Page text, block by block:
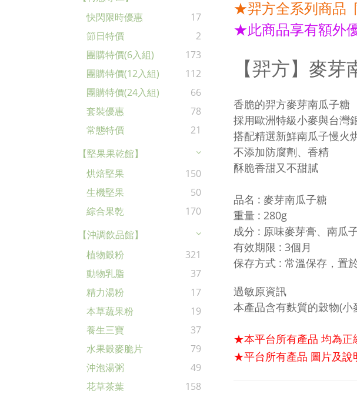
快閃限時優惠
17
節日特價
2
團購特價(6入組)
173
團購特價(12入組)
112
團購特價(24入組)
66
套裝優惠
78
常態特價
21
【堅果果乾館】
烘焙堅果
150
生機堅果
50
綜合果乾
170
【沖調飲品館】
植物穀粉
321
動物乳脂
37
精力湯粉
17
本草蔬果粉
19
養生三寶
37
水果穀麥脆片
79
沖泡湯粥
49
花草茶葉
158
★羿方全系列商品
★此商品享有額外
【羿方】麥
香脆的羿方麥芽南瓜子糖
採用歐洲特級小麥與台灣
搭配精選新鮮南瓜子慢火
不添加防腐劑、香精
酥脆香甜又不甜膩
品名 : 麥芽南瓜子糖
重量 : 280g
成分 : 原味麥芽膏、南瓜
有效期限 : 3個月
保存方式 : 常溫保存，置
過敏原資訊
本產品含有麩質的穀物(
★本平台所有產品 均為正
★平台所有產品 圖片及說